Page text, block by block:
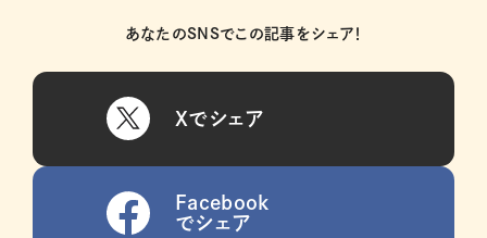
あなたのSNSでこの記事をシェア！
Xでシェア
Facebook
でシェア